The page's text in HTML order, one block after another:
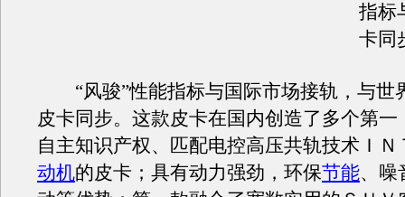
指标
卡同
“风骏”性能指标与国际市场接轨，与世
皮卡同步。这款皮卡在国内创造了多个第一
自主知识产权、匹配电控高压共轨技术ＩＮ
动机的皮卡；具有动力强劲，环保节能、噪